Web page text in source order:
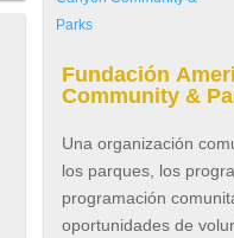
Fundación
Community &
Una organización
los parques, los
programación
oportunidades de